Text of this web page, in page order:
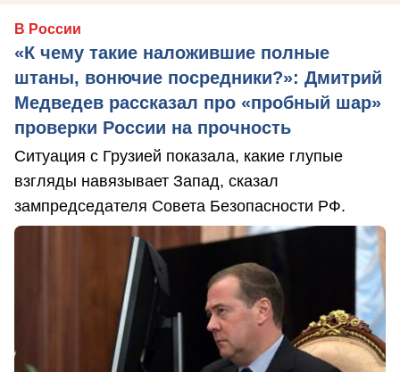
В России
«К чему такие наложившие полные
штаны, вонючие посредники?»: Дмитрий
Медведев рассказал про «пробный шар»
проверки России на прочность
Ситуация с Грузией показала, какие глупые
взгляды навязывает Запад, сказал
зампредседателя Совета Безопасности РФ.